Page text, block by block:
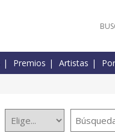
Premios Artistas